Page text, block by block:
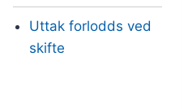
Uttak forlodds ved
skifte